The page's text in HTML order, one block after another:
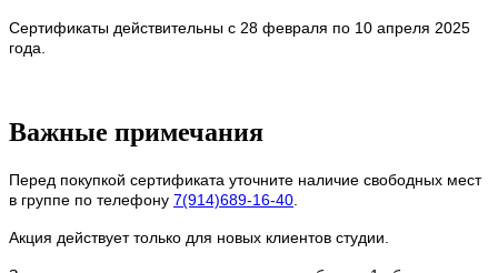
Сертификаты действительны с 28 февраля по 10 апреля 2025
года.
Важные примечания
Перед покупкой сертификата уточните наличие свободных мест
в группе по телефону 7(914)689-16-40
Акция действует только для новых клиентов студии.